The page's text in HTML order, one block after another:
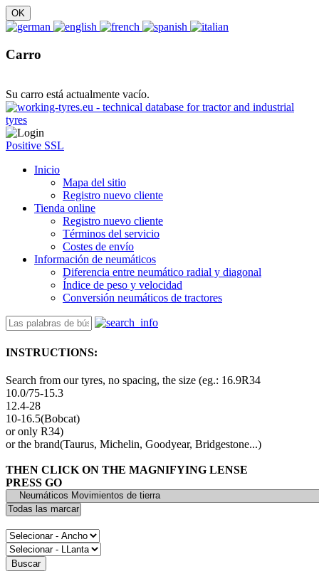
Carro
Su carro está actualmente vacío.
Positive SSL
Inicio
Mapa del sitio
Registro nuevo cliente
Tienda online
Registro nuevo cliente
Términos del servicio
Costes de envío
Información de neumáticos
Diferencia entre neumático radial y diagonal
Índice de peso y velocidad
Conversión neumáticos de tractores
INSTRUCTIONS:
Search from our tyres, no spacing, the size (eg.: 16.9R34
10.0/75-15.3
12.4-28
10-16.5(Bobcat)
or only R34)
or the brand(Taurus, Michelin, Goodyear, Bridgestone...)
THEN CLICK ON THE MAGNIFYING LENSE
PRESS GO